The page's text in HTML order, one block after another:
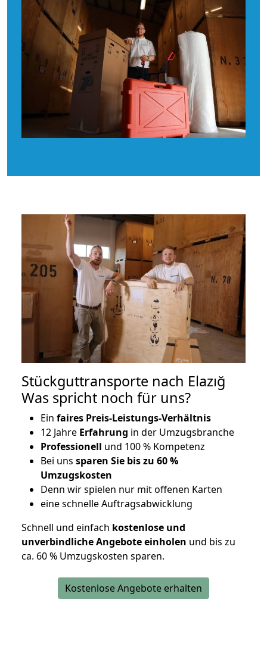
Stückguttransporte nach Elazığ
Was spricht noch für uns?
Ein faires Preis-Leistungs-Verhältnis
12 Jahre Erfahrung in der Umzugsbranche
Professionell und 100 % Kompetenz
Bei uns sparen Sie bis zu 60 %
Umzugskosten
Denn wir spielen nur mit offenen Karten
eine schnelle Auftragsabwicklung
Schnell und einfach kostenlose und
unverbindliche Angebote einholen und bis zu
ca. 60 % Umzugskosten sparen.
Kostenlose Angebote erhalten